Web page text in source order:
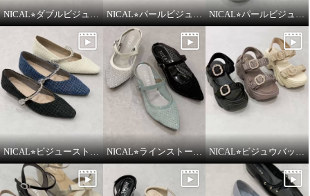
ニカル ビジュウバックル サテン
ベルト ボリュームサンダル
グレー Ｌ
¥0
ニカル ビジュウバックル サテン
ベルト ボリュームサンダル
ベージュ
¥0
NICAL⭐︎ダブルビジューパデッドミュールサンダルをご紹介いたします。 NICAL⭐︎パールビジュウアクセントメリージェーンパンプスをご紹介いたします。 NICAL⭐︎パールビジュー×キルティングボリュームサンダルをご紹介いたします。
NICAL⭐︎ビジューストラップツィードパンプスをご紹介いたします。 NICAL⭐︎ラインストーンシアーミュールをご紹介いたします。 NICAL⭐︎ビジュウバックル×サテンベルトボリュームをご紹介いたします。